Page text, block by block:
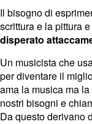
Il bisogno di
scrittura e la pittura
disperato
Un musicista che
per diventare il
ama la musica ma
nostri bisogni e
Da questo derivano